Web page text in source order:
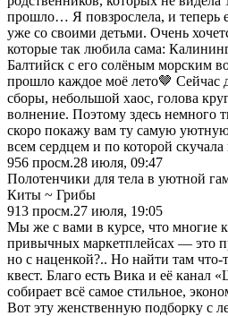
прошло… Я повзрослела, и теперь
уже со своими детьми. Очень
которые так любила сама:
Балтийск с его солёным морским
прошло каждое моё лето🤎 Сейчас
сборы, небольшой хаос, голова
волнение. Поэтому здесь немного
скоро покажу вам ту самую
всем сердцем и по которой скучала
956 просм.28 июля, 09:47
Полотенчики для тела в уютной
Киты ~ Грибы
913 просм.27 июля, 19:05
Мы же с вами в курсе, что многие
привычных маркетплейсах — это
но с наценкой?.. Но найти там
квест. Благо есть Вика и её канал
собирает всё самое стильное,
Вот эту женственную подборку с